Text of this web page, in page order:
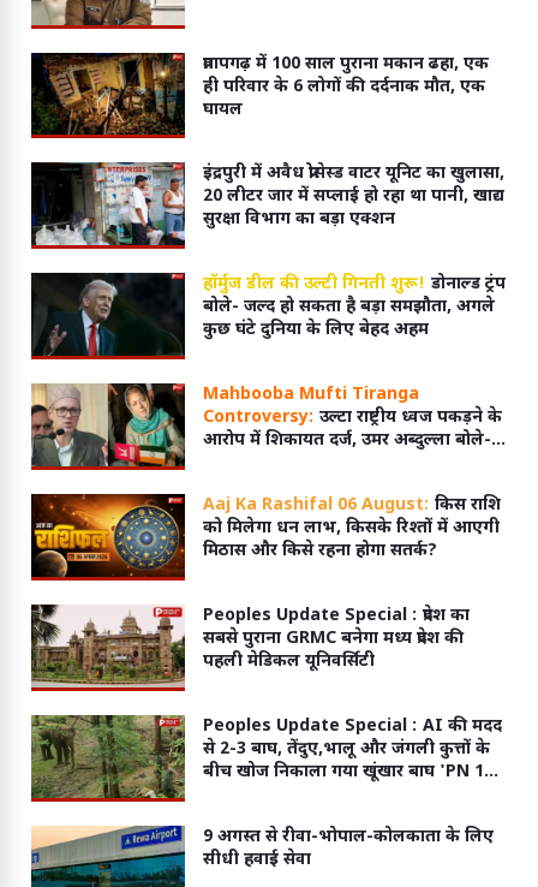
प्रतापगढ़ में 100 साल पुराना मकान ढहा, एक
ही परिवार के 6 लोगों की दर्दनाक मौत, एक
घायल
इंद्रपुरी में अवैध प्रोसेस्ड वाटर यूनिट का खुलासा,
20 लीटर जार में सप्लाई हो रहा था पानी, खाद्य
सुरक्षा विभाग का बड़ा एक्शन
हॉर्मुज डील की उल्टी गिनती शुरू! डोनाल्ड ट्रंप
बोले- जल्द हो सकता है बड़ा समझौता, अगले
कुछ घंटे दुनिया के लिए बेहद अहम
Mahbooba Mufti Tiranga
Controversy: उल्टा राष्ट्रीय ध्वज पकड़ने के
आरोप में शिकायत दर्ज, उमर अब्दुल्ला बोले-
Aaj Ka Rashifal 06 August: किस राशि
को मिलेगा धन लाभ, किसके रिश्तों में आएगी
मिठास और किसे रहना होगा सतर्क?
Peoples Update Special : प्रदेश का
सबसे पुराना GRMC बनेगा मध्य प्रदेश की
पहली मेडिकल यूनिवर्सिटी
Peoples Update Special : AI की मदद
से 2-3 बाघ, तेंदुए,भालू और जंगली कुत्तों के
बीच खोज निकाला गया खूंखार बाघ 'PN 103
9 अगस्त से रीवा-भोपाल-कोलकाता के लिए
सीधी हवाई सेवा